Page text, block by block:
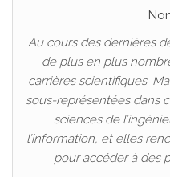
Au cours des dernières
de plus en plus
carrières scientifiques.
sous-représentées dans
sciences de
l’information, et elles
pour accéder à des